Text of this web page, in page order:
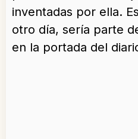
inventadas por ella.
otro día, sería parte
en la portada del